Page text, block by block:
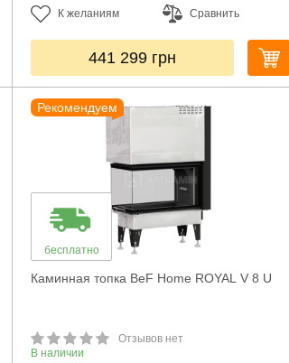
К желаниям Сравнить
441 299 грн
Рекомендуем
бесплатно
Каминная топка BeF Home ROYAL V 8 U
Отзывов нет
В наличии